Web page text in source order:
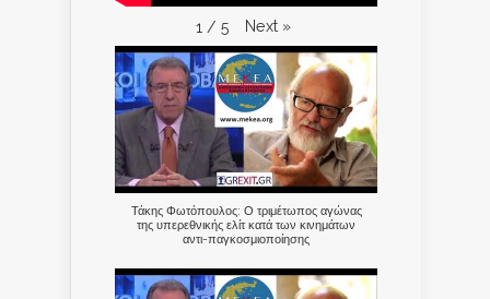
1 / 5 Next »
Τάκης Φωτόπουλος: Ο τριμέτωπος αγώνας
της υπερεθνικής ελίτ κατά των κινημάτων
αντι-παγκοσμιοποίησης